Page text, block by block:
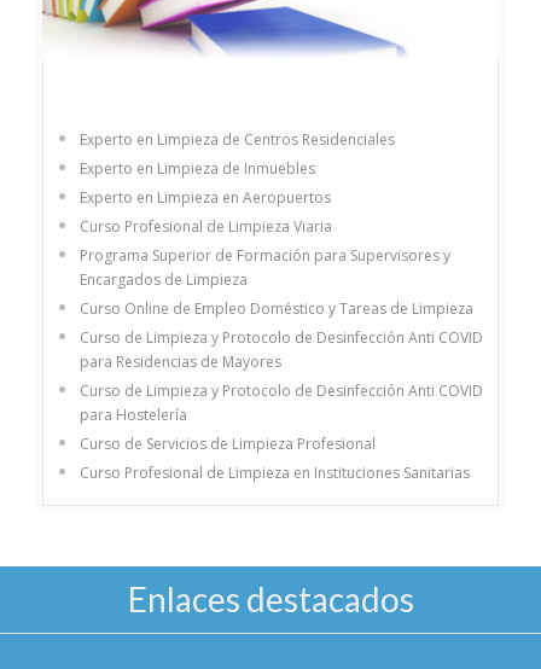
Experto en Limpieza de Centros Residenciales
Experto en Limpieza de Inmuebles
Experto en Limpieza en Aeropuertos
Curso Profesional de Limpieza Viaria
Programa Superior de Formación para Supervisores y
Encargados de Limpieza
Curso Online de Empleo Doméstico y Tareas de Limpieza
Curso de Limpieza y Protocolo de Desinfección Anti COVID
para Residencias de Mayores
Curso de Limpieza y Protocolo de Desinfección Anti COVID
para Hostelería
Curso de Servicios de Limpieza Profesional
Curso Profesional de Limpieza en Instituciones Sanitarias
Enlaces destacados